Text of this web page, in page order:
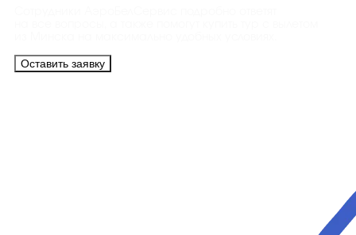
Оставить заявку